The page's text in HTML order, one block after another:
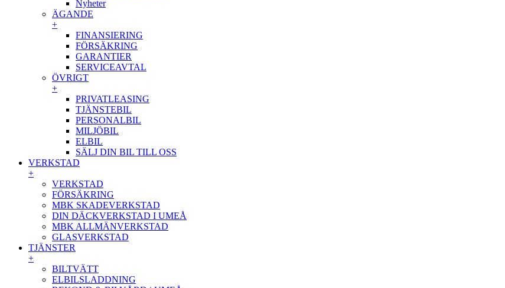
Nyheter
ÄGANDE
+
FINANSIERING
FÖRSÄKRING
GARANTIER
SERVICEAVTAL
ÖVRIGT
+
PRIVATLEASING
TJÄNSTEBIL
PERSONALBIL
MILJÖBIL
ELBIL
SÄLJ DIN BIL TILL OSS
VERKSTAD
+
VERKSTAD
FÖRSÄKRING
MBK SKADEVERKSTAD
DIN DÄCKVERKSTAD I UMEÅ
MBK ALLMÄNVERKSTAD
GLASVERKSTAD
TJÄNSTER
+
BILTVÄTT
ELBILSLADDNING